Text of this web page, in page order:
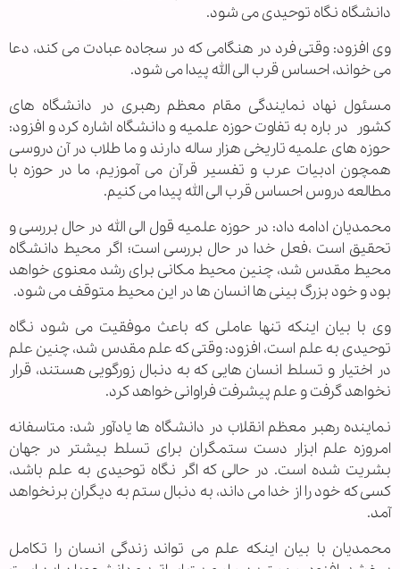
دانشگاه نگاه توحیدی می شود.
وی افزود: وقتی فرد در هنگامی که در سجاده عبادت می کند، دعا
می خواند، احساس قرب الی الله پیدا می شود.
مسئول نهاد نمایندگی مقام معظم رهبری در دانشگاه های
کشور
در باره به تفاوت حوزه علمیه و دانشگاه اشاره کرد و افزود:
حوزه های علمیه تاریخی هزار ساله دارند و ما طلاب در آن دروسی
همچون ادبیات عرب و تفسیر قرآن می آموزیم، ما در حوزه با
مطالعه دروس احساس قرب الی الله پیدا می کنیم.
محمدیان ادامه داد: در حوزه علمیه قول الی الله در حال بررسی و
تحقیق است ،فعل خدا در حال بررسی است؛ اگر محیط دانشگاه
محیط مقدس شد، چنین محیط مکانی برای رشد معنوی خواهد
بود و خود بزرگ بینی ها انسان ها در این محیط متوقف می شود.
وی با بیان اینکه تنها عاملی که باعث موفقیت می شود نگاه
توحیدی به علم است، افزود: وقتی که علم مقدس شد، چنین علم
در اختیار و تسلط انسان هایی که به دنبال زورگویی هستند، قرار
نخواهد گرفت و علم پیشرفت فراوانی خواهد کرد.
نماینده رهبر معظم انقلاب در دانشگاه ها یادآور شد: متاسفانه
امروزه علم ابزار دست ستمگران برای تسلط بیشتر در جهان
بشریت شده است. در حالی که اگر نگاه توحیدی به علم باشد،
کسی که خود را از خدا می داند، به دنبال ستم به دیگران برنخواهد
آمد.
محمدیان با بیان اینکه علم می تواند زندگی انسان را تکامل